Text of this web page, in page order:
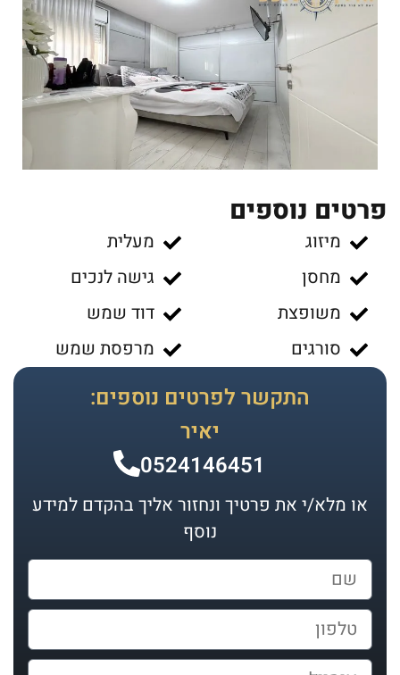
פרטים נוספים
מיזוג
מעלית
מחסן
גישה לנכים
משופצת
דוד שמש
סורגים
מרפסת שמש
התקשר לפרטים נוספים:
יאיר
0524146451
או מלא/י את פרטיך ונחזור אליך בהקדם למידע
נוסף